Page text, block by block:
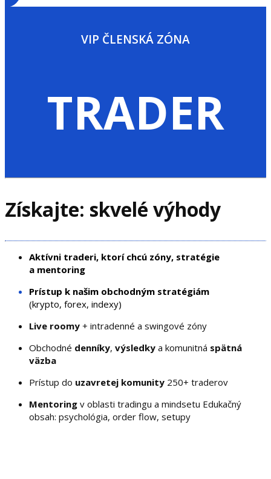
VIP ČLENSKÁ ZÓNA
TRADER
Získajte: skvelé výhody
Aktívni traderi, ktorí chcú zóny, stratégie
a mentoring
Prístup k našim obchodným stratégiám
(krypto, forex, indexy)
Live roomy + intradenné a swingové zóny
Obchodné denníky, výsledky a komunitná spätná
väzba
Prístup do uzavretej komunity 250+ traderov
Mentoring v oblasti tradingu a mindsetu Edukačný
obsah: psychológia, order flow, setupy